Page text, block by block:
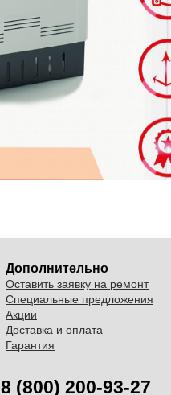
Дополнительно
Оставить заявку на ремонт
Специальные предложения
Акции
Доставка и оплата
Гарантия
8 (800) 200-93-27